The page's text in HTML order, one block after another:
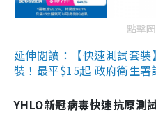
點擊
延伸閱讀：【快速測試套
裝！最平$15起 政府衛生署
YHLO新冠病毒快速抗原測